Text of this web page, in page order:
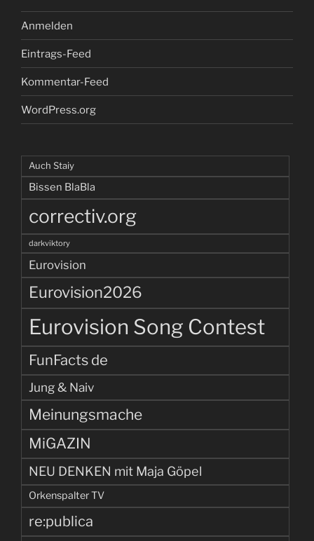
Anmelden
Eintrags-Feed
Kommentar-Feed
WordPress.org
Auch Staiy
Bissen BlaBla
correctiv.org
darkviktory
Eurovision
Eurovision2026
Eurovision Song Contest
FunFacts de
Jung & Naiv
Meinungsmache
MiGAZIN
NEU DENKEN mit Maja Göpel
Orkenspalter TV
re:publica